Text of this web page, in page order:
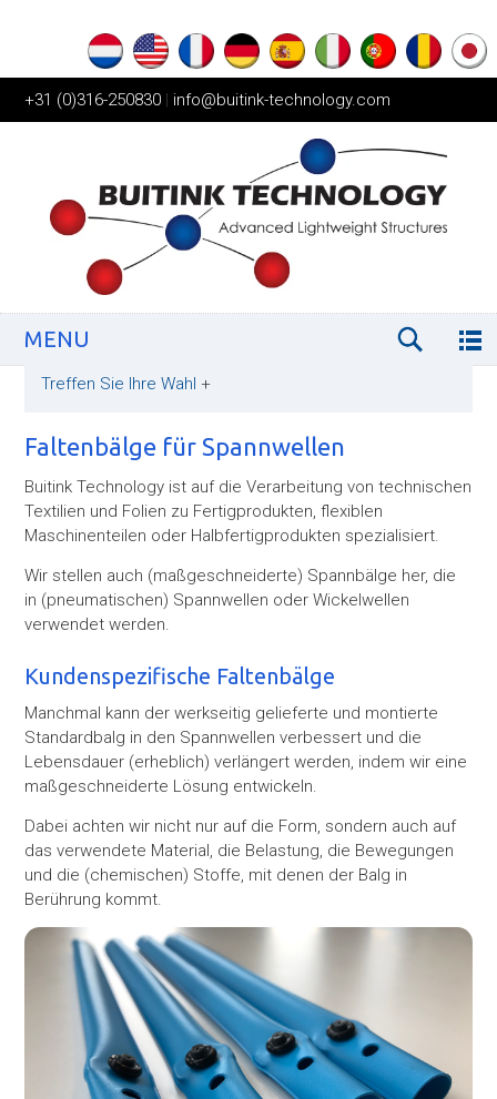
+31 (0)316-250830 | info@buitink-technology.com
MENU
Treffen Sie Ihre Wahl +
Faltenbälge für Spannwellen
Buitink Technology ist auf die Verarbeitung von technischen
Textilien und Folien zu Fertigprodukten, flexiblen
Maschinenteilen oder Halbfertigprodukten spezialisiert.
Wir stellen auch (maßgeschneiderte) Spannbälge her, die
in (pneumatischen) Spannwellen oder Wickelwellen
verwendet werden.
Kundenspezifische Faltenbälge
Manchmal kann der werkseitig gelieferte und montierte
Standardbalg in den Spannwellen verbessert und die
Lebensdauer (erheblich) verlängert werden, indem wir eine
maßgeschneiderte Lösung entwickeln.
Dabei achten wir nicht nur auf die Form, sondern auch auf
das verwendete Material, die Belastung, die Bewegungen
und die (chemischen) Stoffe, mit denen der Balg in
Berührung kommt.